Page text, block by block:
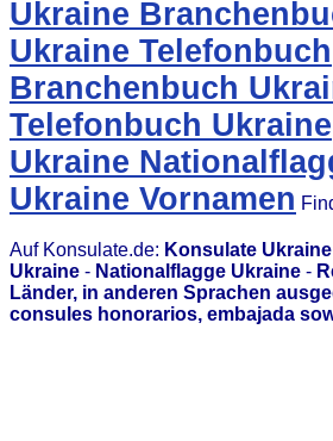
Ukraine
Ukraine Telefonbuch
Branchenbuch
Telefonbuch Ukraine
Ukraine
Ukraine Vornamen
Auf Konsulate.de: Konsulate Ukraine
Ukraine - Nationalflagge Ukraine -
Länder, in anderen Sprachen
consules honorarios, embajada